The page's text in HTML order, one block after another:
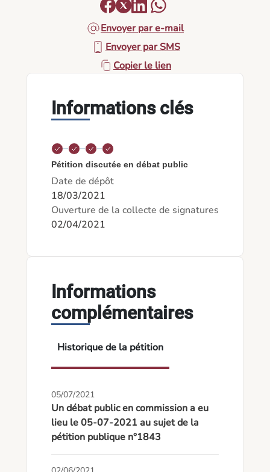
Envoyer par e-mail
Envoyer par SMS
Copier le lien
Informations clés
Pétition discutée en débat public
Date de dépôt
18/03/2021
Ouverture de la collecte de signatures
02/04/2021
Informations
complémentaires
Historique de la pétition
05/07/2021
Un débat public en commission a eu
lieu le 05-07-2021 au sujet de la
pétition publique n°1843